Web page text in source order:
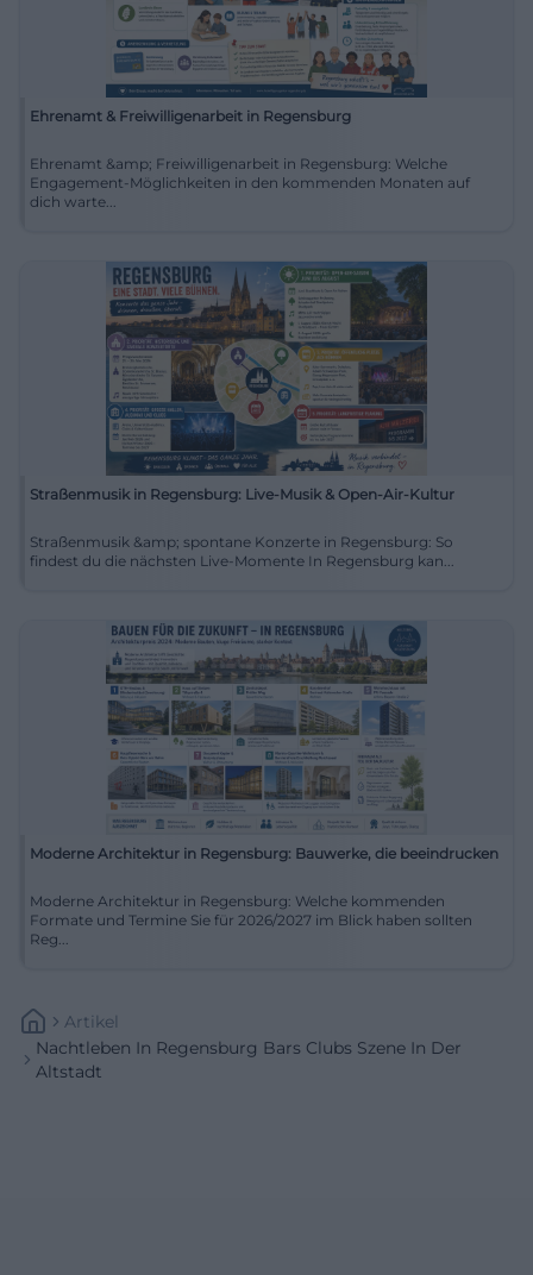
Ehrenamt & Freiwilligenarbeit in Regensburg
Ehrenamt &amp; Freiwilligenarbeit in Regensburg: Welche
Engagement-Möglichkeiten in den kommenden Monaten auf
dich warte...
Straßenmusik in Regensburg: Live-Musik & Open-Air-Kultur
Straßenmusik &amp; spontane Konzerte in Regensburg: So
findest du die nächsten Live-Momente In Regensburg kan...
Moderne Architektur in Regensburg: Bauwerke, die beeindrucken
Moderne Architektur in Regensburg: Welche kommenden
Formate und Termine Sie für 2026/2027 im Blick haben sollten
Reg...
Artikel
Nachtleben In Regensburg Bars Clubs Szene In Der
Altstadt